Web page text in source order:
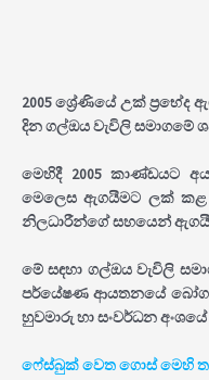
2005 ශ්‍රේණියේ උක් ප්‍රභේද
දින ගල්ඔය වැවිලි සමාගමේ
මෙහිදී 2005 කාණ්ඩයට
මෙලෙස ඇගයීමට ලක් කළ
නිලධාරීන්ගේ සහයෙන්
මේ සඳහා ගල්ඔය වැවිලි
පර්යේෂණ ආයතනයේ බෝග
හුවමාරු හා සංවර්ධන
ෆේස්බුක් වෙත ගොස් මෙහි